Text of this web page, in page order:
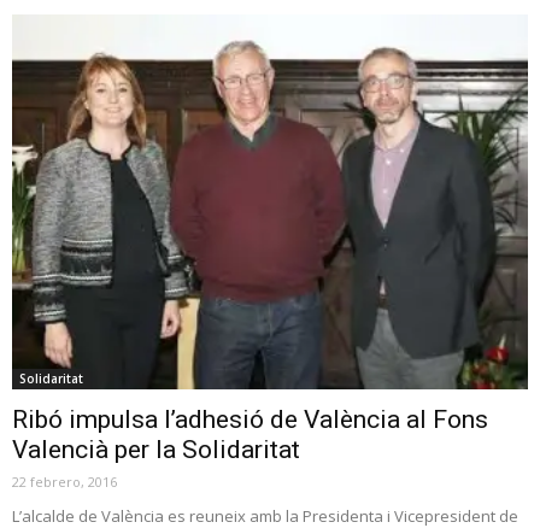
Solidaritat
Ribó impulsa l’adhesió de València al Fons
Valencià per la Solidaritat
22 febrero, 2016
L’alcalde de València es reuneix amb la Presidenta i Vicepresident de